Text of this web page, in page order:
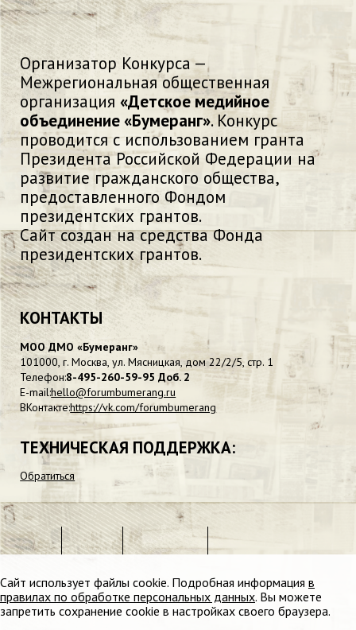
Организатор Конкурса —
Межрегиональная общественная
организация «Детское медийное
объединение «Бумеранг». Конкурс
проводится с использованием гранта
Президента Российской Федерации на
развитие гражданского общества,
предоставленного Фондом
президентских грантов.
Сайт создан на средства Фонда
президентских грантов.
КОНТАКТЫ
МОО ДМО «Бумеранг»
101000, г. Москва, ул. Мясницкая, дом 22/2/5, стр. 1
Телефон:8-495-260-59-95 Доб. 2
E-mail:hello@forumbumerang.ru
ВКонтакте:https://vk.com/forumbumerang
ТЕХНИЧЕСКАЯ ПОДДЕРЖКА:
Обратиться
Сайт использует файлы cookie. Подробная информация в
правилах по обработке персональных данных. Вы можете
запретить сохранение cookie в настройках своего браузера.